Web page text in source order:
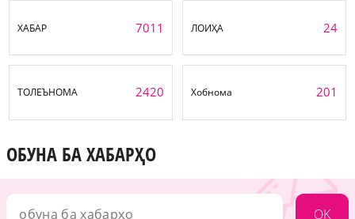
ХАБАР 7011 ЛОИҲА 24
ТОЛЕЪНОМА 2420 Хобнома 201
ОБУНА БА ХАБАРҲО
OK